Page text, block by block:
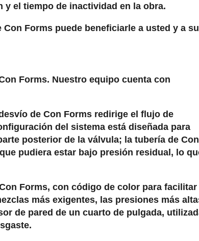
el tiempo de inactividad en la obra.
Forms puede beneficiarle a usted y a su
Forms. Nuestro equipo cuenta con
de Con Forms redirige el flujo de
del sistema está diseñada para
posterior de la válvula; la tubería de Con
pudiera estar bajo presión residual, lo
Forms, con código de color para facilitar
más exigentes, las presiones más
de pared de un cuarto de pulgada,